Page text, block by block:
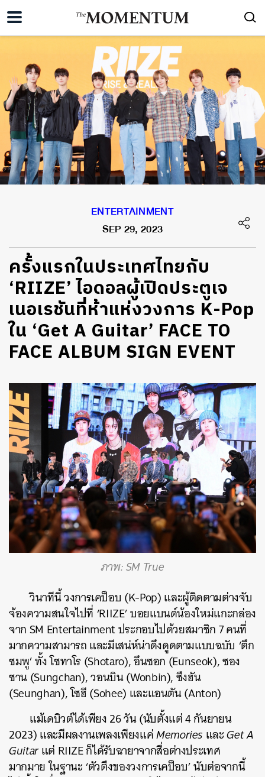
ENTERTAINMENT
SEP 29, 2023
ครั้งแรกในประเทศไทยกับ
‘RIIZE’ ไอดอลผู้เปิดประตูเจ
เนอเรชันที่ห้าแห่งวงการ K-Pop
ใน ‘Get A Guitar’ FACE TO
FACE ALBUM SIGN EVENT
ภาพ: SM True
วินาทีนี้ วงการเคป็อบ (K-Pop) และผู้ติดตามต่างจับ
จ้องความสนใจไปที่ ‘RIIZE’ บอยแบนด์น้องใหม่แกะกล่อง
จาก SM Entertainment ประกอบไปด้วยสมาชิก 7 คนที่
มากความสามารถ และมีเสน่ห์น่าดึงดูดตามแบบฉบับ ‘ตึก
ชมพู’ ทั้ง โชทาโร (Shotaro), อึนซอก (Eunseok), ซอง
ชาน (Sungchan), วอนบิน (Wonbin), ซึงฮัน
(Seunghan), โซฮี (Sohee) และแอนตัน (Anton)
แม้เดบิวต์ได้เพียง 26 วัน (นับตั้งแต่ 4 กันยายน
2023) และมีผลงานเพลงเพียงแค่Memories และGet A
Guitarแต่ RIIZE ก็ได้รับฉายาจากสื่อต่างประเทศ
มากมาย ในฐานะ ‘ตัวตึงของวงการเคป็อบ’ นับต่อจากนี้